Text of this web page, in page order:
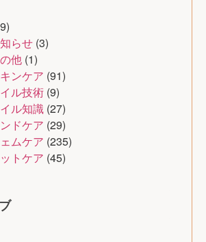
らせ (3)
他 (1)
ンケア (91)
ル技術 (9)
ル知識 (27)
ドケア (29)
ムケア (235)
トケア (45)